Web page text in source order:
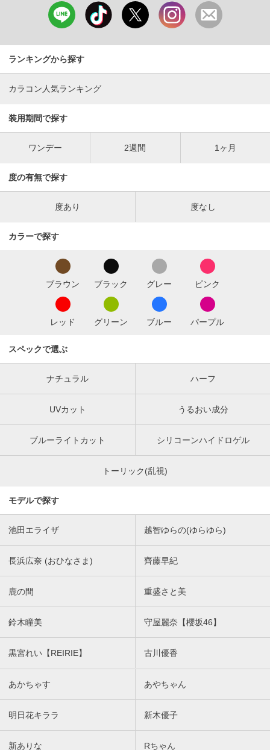
ランキングから探す
カラコン人気ランキング
装用期間で探す
ワンデー 2週間 1ヶ月
度の有無で探す
度あり 度なし
カラーで探す
ブラウン ブラック グレー ピンク
レッド グリーン ブルー パープル
スペックで選ぶ
ナチュラル ハーフ
UVカット うるおい成分
ブルーライトカット シリコーンハイドロゲル
トーリック(乱視)
モデルで探す
池田エライザ 越智ゆらの(ゆらゆら)
長浜広奈 (おひなさま) 齊藤早紀
鹿の間 重盛さと美
鈴木瞳美 守屋麗奈【櫻坂46】
黒宮れい【REIRIE】 古川優香
あかちゃす あやちゃん
明日花キララ 新木優子
新ありな Rちゃん